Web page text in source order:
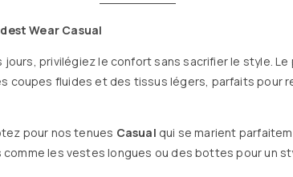
Wear Casual
jours, privilégiez le confort sans sacrifier le style.
coupes fluides et des tissus légers, parfaits pour
pour nos tenues Casual qui se marient
les vestes longues ou des bottes pour un